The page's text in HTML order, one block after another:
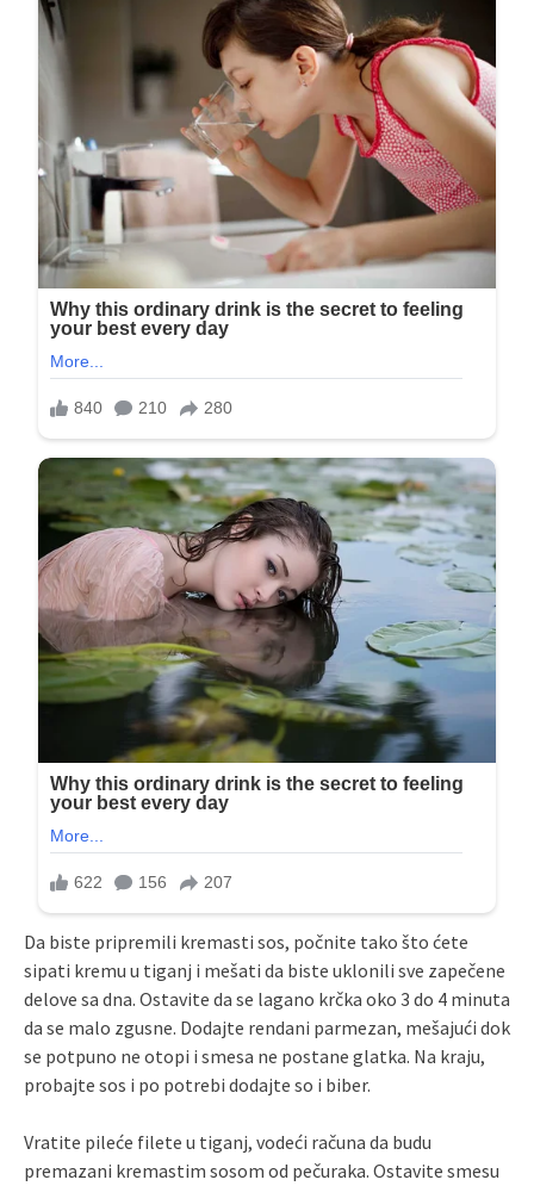
Da biste pripremili kremasti sos, počnite tako što ćete
sipati kremu u tiganj i mešati da biste uklonili sve zapečene
delove sa dna. Ostavite da se lagano krčka oko 3 do 4 minuta
da se malo zgusne. Dodajte rendani parmezan, mešajući dok
se potpuno ne otopi i smesa ne postane glatka. Na kraju,
probajte sos i po potrebi dodajte so i biber.
Vratite pileće filete u tiganj, vodeći računa da budu
premazani kremastim sosom od pečuraka. Ostavite smesu